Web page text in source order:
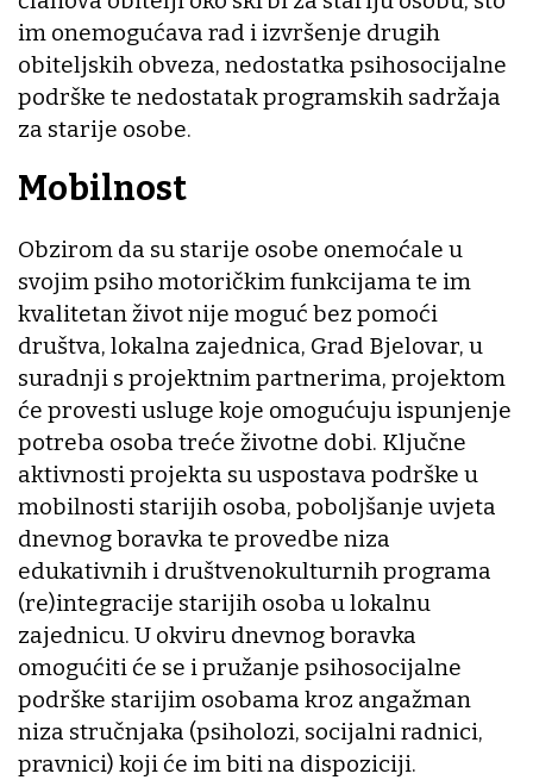
im onemogućava rad i izvršenje drugih
obiteljskih obveza, nedostatka psihosocijalne
podrške te nedostatak programskih sadržaja
za starije osobe.
Mobilnost
Obzirom da su starije osobe onemoćale u
svojim psiho motoričkim funkcijama te im
kvalitetan život nije moguć bez pomoći
društva, lokalna zajednica, Grad Bjelovar, u
suradnji s projektnim partnerima, projektom
će provesti usluge koje omogućuju ispunjenje
potreba osoba treće životne dobi. Ključne
aktivnosti projekta su uspostava podrške u
mobilnosti starijih osoba, poboljšanje uvjeta
dnevnog boravka te provedbe niza
edukativnih i društvenokulturnih programa
(re)integracije starijih osoba u lokalnu
zajednicu. U okviru dnevnog boravka
omogućiti će se i pružanje psihosocijalne
podrške starijim osobama kroz angažman
niza stručnjaka (psiholozi, socijalni radnici,
pravnici) koji će im biti na dispoziciji.